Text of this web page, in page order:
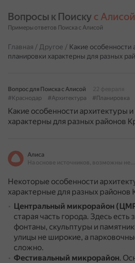
Вопросы к Поиску с Алисой
Примеры ответов Поиска с Алисой
Главная / Другое / Какие особенности
планировки характерны для разных
Вопрос для Поиска с Алисой
22 февраля
#Краснодар
#Архитектура #Планировка
Какие особенности архитектуры
характерны для разных районов
Алиса
На основе источников, возможны неточности
Некоторые особенности
характерные для разных районов
Центральный микрорайон
старая часть города. Здесь есть
фонтаны, скульптуры и
улицы не широкие, а
сложно.
Фестивальный микрорайон.